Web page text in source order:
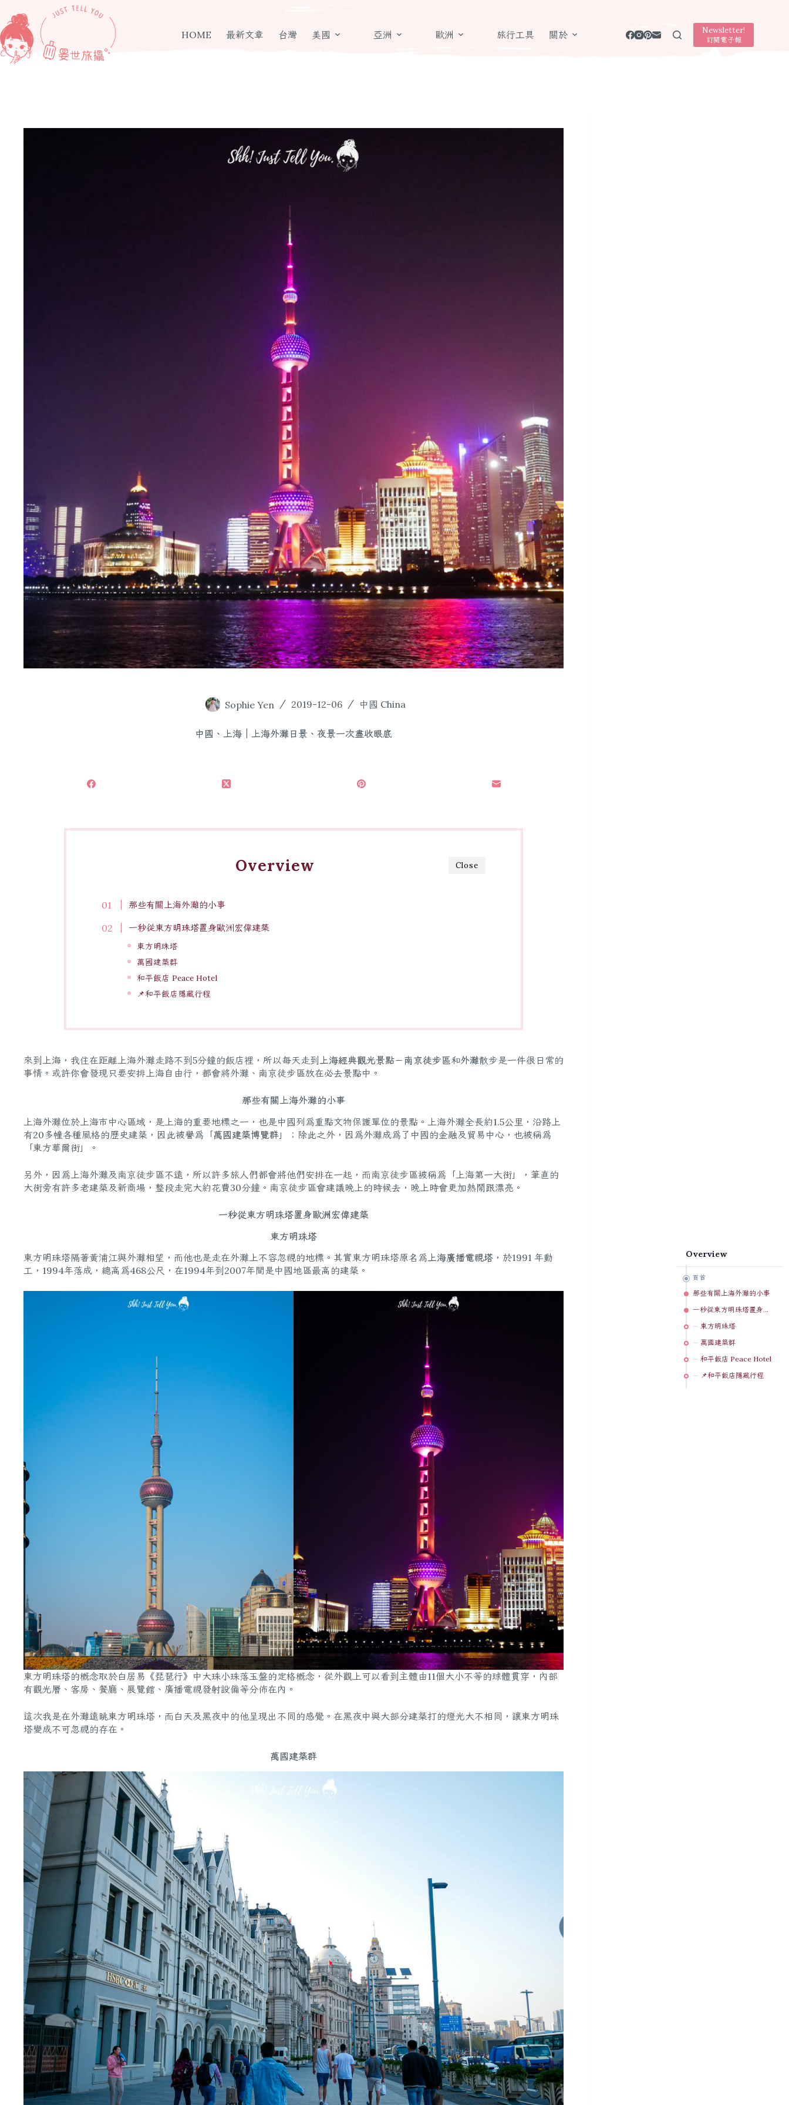
至
主
要
內
HOME 最新文章 台灣 美國 亞洲 歐洲 旅行工具 關於 Newsletter!
訂閱電子報
Sophie Yen 2019-12-06 中國 China
中國、上海｜上海外灘日景、夜景一次盡收眼底
Close
Overview
那些有關上海外灘的小事
一秒從東方明珠塔置身歐洲宏偉建築
東方明珠塔
萬國建築群
和平飯店 Peace Hotel
📌和平飯店隱藏行程
來到上海，我住在距離上海外灘走路不到5分鐘的飯店裡，所以每天走到 上海經典觀光景點－ 南京徒步區和外灘散步是一件很日常的
事情。或許你會發現只要安排上海自由行，都會將外灘、南京徒步區放在必去景點中。
那些有關上海外灘的小事
上海外灘位於上海市中心區域，是上海的重要地標之一，也是中國列為重點文物保護單位的景點。上海外灘全長約1.5公里，沿路上
有20多幢各種風格的歷史建築，因此被譽為「萬國建築博覽群」；除此之外，因為外灘成為了中國的金融及貿易中心，也被稱為
「東方華爾街」。
另外，因為上海外灘及南京徒步區不遠，所以許多旅人們都會將他們安排在一起，而南京徒步區被稱為「上海第一大街」，筆直的
大街旁有許多老建築及新商場，整段走完大約花費30分鐘。南京徒步區會建議晚上的時候去，晚上時會更加熱鬧跟漂亮。
一秒從東方明珠塔置身歐洲宏偉建築
東方明珠塔
東方明珠塔隔著黃浦江與外灘相望，而他也是走在外灘上不容忽視的地標。其實東方明珠塔原名為上海廣播電視塔 ，於1991 年動
工，1994年落成，總高為468公尺，在1994年到2007年間是中國地區最高的建築。
東方明珠塔的概念取於白居易《琵琶行》中大珠小珠落玉盤的定格概念，從外觀上可以看到主體由11個大小不等的球體貫穿，內部
有觀光層、客房、餐廳、展覽館、廣播電視發射設備等分佈在內。
這次我是在外灘遠眺東方明珠塔，而白天及黑夜中的他呈現出不同的感覺。在黑夜中與大部分建築打的燈光大不相同，讓東方明珠
塔變成不可忽視的存在。
萬國建築群
Overview
頁首
那些有關上海外灘的小事
一秒從東方明珠塔置身歐洲宏偉建築
東方明珠塔
萬國建築群
和平飯店 Peace Hotel
📌和平飯店隱藏行程